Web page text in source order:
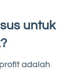
untuk
adalah